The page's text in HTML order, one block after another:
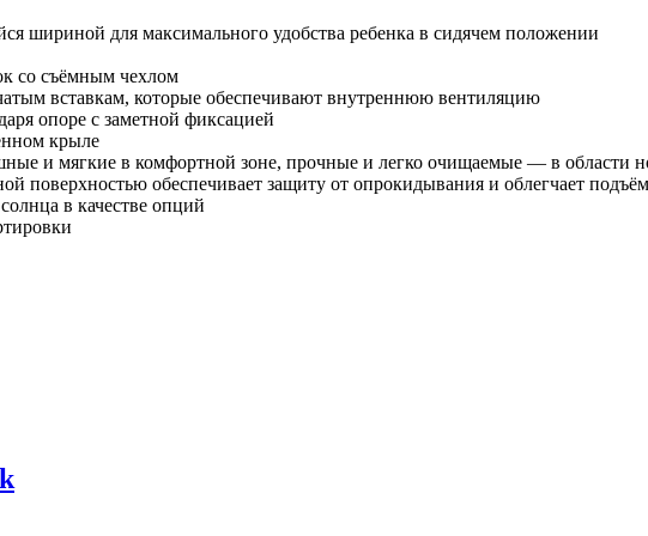
шириной для максимального удобства ребенка в сидячем положении
со съёмным чехлом
вставкам, которые обеспечивают внутреннюю вентиляцию
опоре с заметной фиксацией
крыле
и мягкие в комфортной зоне, прочные и легко очищаемые — в области
поверхностью обеспечивает защиту от опрокидывания и облегчает
в качестве опций